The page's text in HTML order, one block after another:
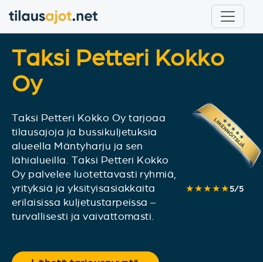
Taksi Petteri Kokko
Oy
Taksi Petteri Kokko Oy tarjoaa
tilausajoja ja bussikuljetuksia
alueella Mäntyharju ja sen
lähialueilla. Taksi Petteri Kokko
Oy palvelee luotettavasti ryhmiä,
yrityksiä ja yksityisasiakkaita
erilaisissa kuljetustarpeissa –
turvallisesti ja vaivattomasti.
★★★★★ 5/5